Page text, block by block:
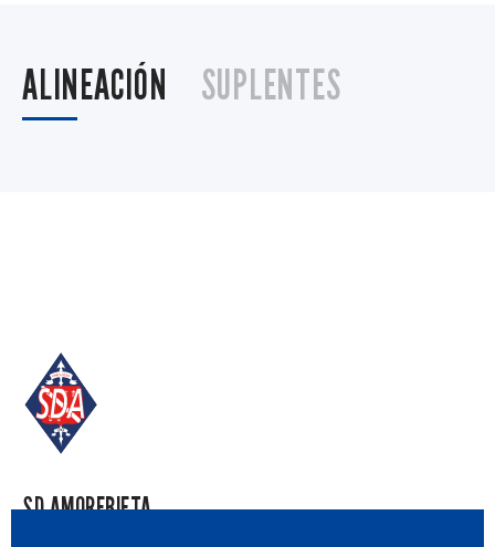
ALINEACIÓN SUPLENTES
SD AMOREBIETA